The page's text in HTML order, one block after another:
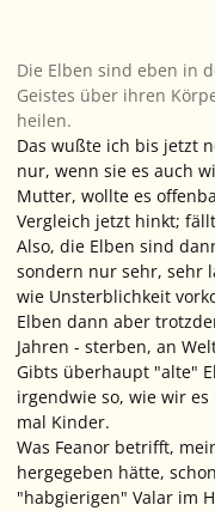
Die Elben sind eben in
Geistes über ihren
heilen.
Das wußte ich bis jetzt
nur, wenn sie es auch
Mutter, wollte es
Vergleich jetzt hinkt;
Also, die Elben sind
sondern nur sehr, sehr
wie Unsterblichkeit
Elben dann aber
Jahren - sterben, an
Gibts überhaupt "alte"
irgendwie so, wie wir
mal Kinder.
Was Feanor betrifft,
hergegeben hätte,
"habgierigen" Valar im